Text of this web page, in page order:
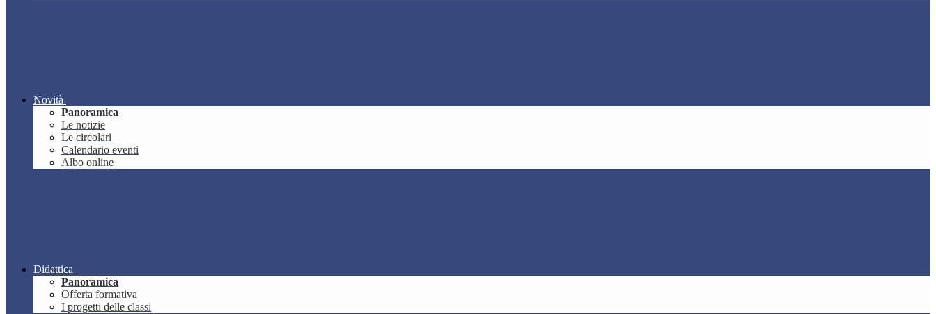
Novità
Panoramica
Le notizie
Le circolari
Calendario eventi
Albo online
Didattica
Panoramica
Offerta formativa
I progetti delle classi